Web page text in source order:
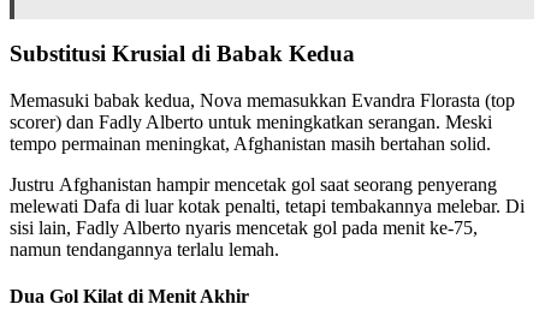
Substitusi Krusial di Babak Kedua
Memasuki babak kedua, Nova memasukkan Evandra Florasta (top
scorer) dan Fadly Alberto untuk meningkatkan serangan. Meski
tempo permainan meningkat, Afghanistan masih bertahan solid.
Justru Afghanistan hampir mencetak gol saat seorang penyerang
melewati Dafa di luar kotak penalti, tetapi tembakannya melebar. Di
sisi lain, Fadly Alberto nyaris mencetak gol pada menit ke-75,
namun tendangannya terlalu lemah.
Dua Gol Kilat di Menit Akhir